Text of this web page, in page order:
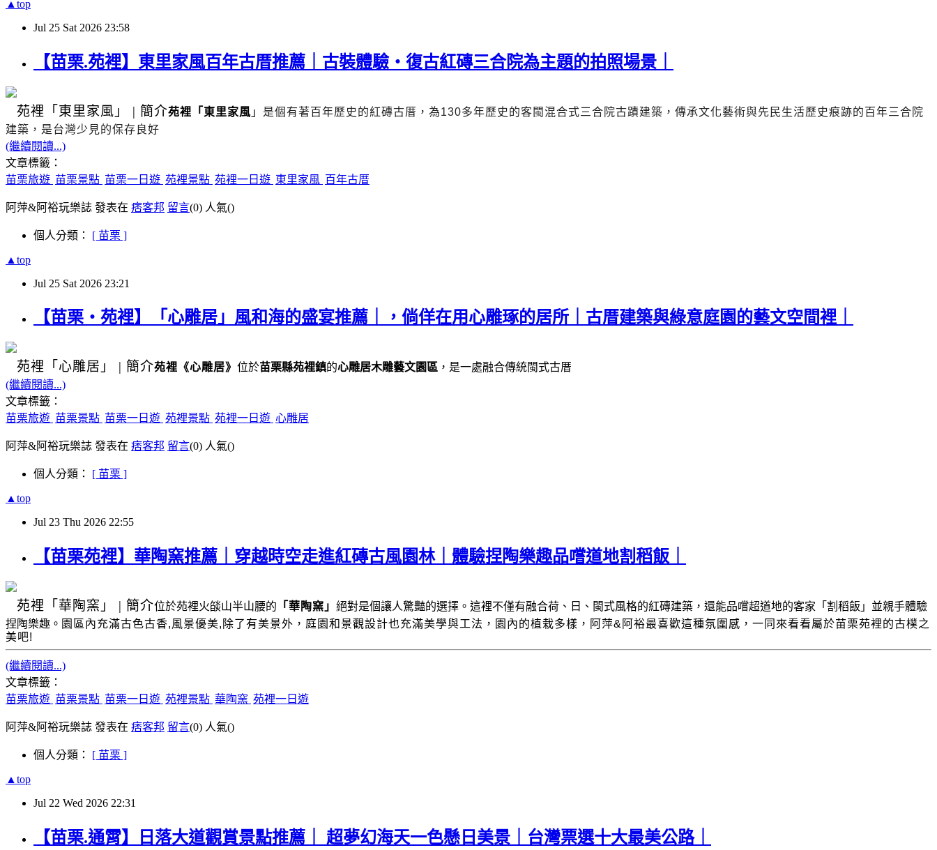
▲top
Jul 25 Sat 2026 23:58
【苗栗.苑裡】東里家風百年古厝推薦｜古裝體驗・復古紅磚三合院為主題的拍照場景｜
苑裡 「東里家風」 | 簡介苑裡「東里家風 」 是個有著百年歷史的紅磚古厝，為130多年歷史的客閩混合式三合院古蹟建築，傳承文化藝術與先民生活歷史痕跡的百年三合院
建築，是台灣少見的保存良好
(繼續閱讀...)
文章標籤：
苗栗旅遊 苗栗景點 苗栗一日遊 苑裡景點 苑裡一日遊 東里家風 百年古厝
阿萍&阿裕玩樂誌 發表在 痞客邦 留言(0) 人氣()
個人分類： [ 苗栗 ]
▲top
Jul 25 Sat 2026 23:21
【苗栗・苑裡】「心雕居」風和海的盛宴推薦｜，倘佯在用心雕琢的居所｜古厝建築與綠意庭園的藝文空間裡｜
苑裡 「心雕居」 | 簡介苑裡 《心雕居》 位於苗栗縣苑裡鎮的心雕居木雕藝文園區 ，是一處融合傳統閩式古厝
(繼續閱讀...)
文章標籤：
苗栗旅遊 苗栗景點 苗栗一日遊 苑裡景點 苑裡一日遊 心雕居
阿萍&阿裕玩樂誌 發表在 痞客邦 留言(0) 人氣()
個人分類： [ 苗栗 ]
▲top
Jul 23 Thu 2026 22:55
【苗栗苑裡】華陶窯推薦｜穿越時空走進紅磚古風園林｜體驗捏陶樂趣品嚐道地割稻飯｜
苑裡 「華陶窯」 | 簡介位於苑裡火燄山半山腰的 「華陶窯」 絕對是個讓人驚豔的選擇。這裡不僅有融合荷、日、閩式風格的紅磚建築，還能品嚐超道地的客家「割稻飯」並親手體驗
捏陶樂趣。 園區內充滿古色古香,風景優美, 除了有美景外，庭園和景觀設計也充滿美學與工法，園內的植栽多樣，阿萍&阿裕最喜歡這種氛圍感，一同來看看屬於苗栗苑裡的古樸之
美吧!
(繼續閱讀...)
文章標籤：
苗栗旅遊 苗栗景點 苗栗一日遊 苑裡景點 華陶窯 苑裡一日遊
阿萍&阿裕玩樂誌 發表在 痞客邦 留言(0) 人氣()
個人分類： [ 苗栗 ]
▲top
Jul 22 Wed 2026 22:31
【苗栗.通霄】日落大道觀賞景點推薦｜ 超夢幻海天一色懸日美景｜台灣票選十大最美公路｜